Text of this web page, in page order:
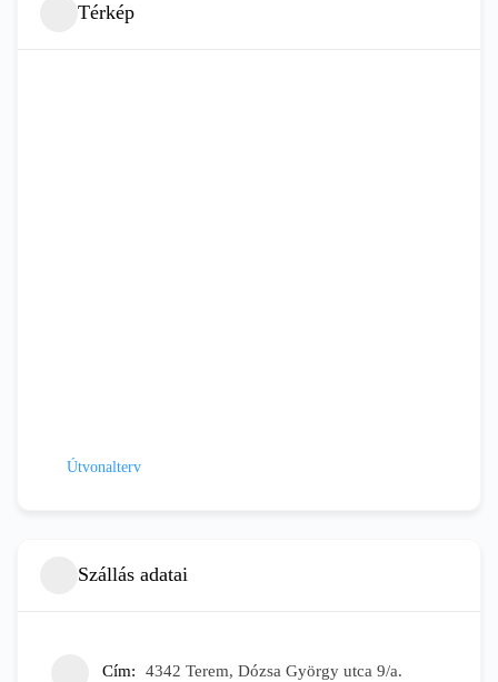
Térkép
Útvonalterv
Szállás adatai
Cím 4342 Terem, Dózsa György utca 9/a.